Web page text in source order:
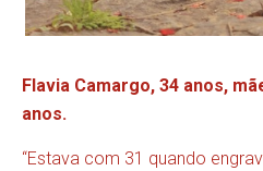
Flavia Camargo, 34 anos,
anos.
“Estava com 31 quando